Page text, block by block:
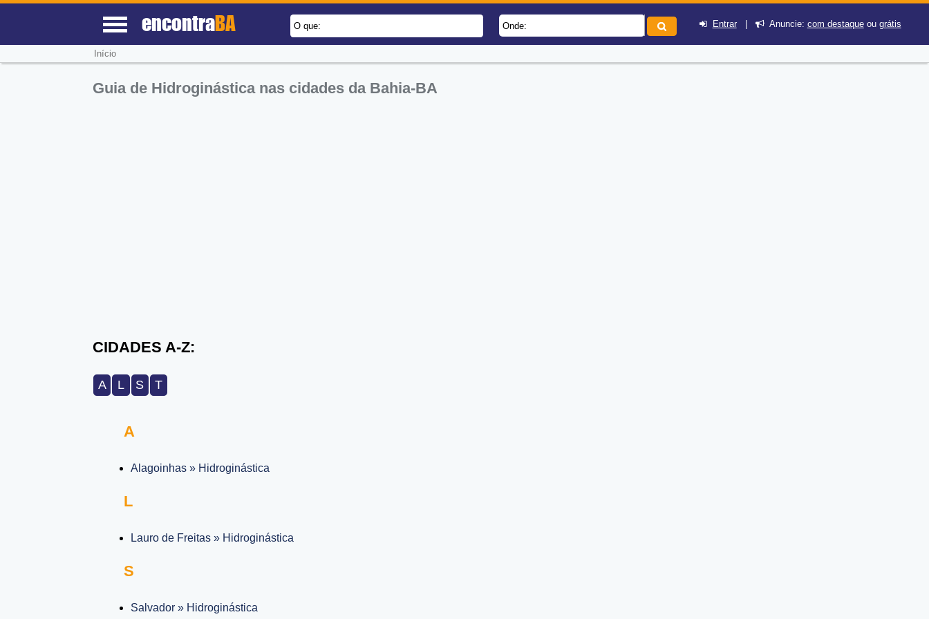
encontraBA O que: Onde: Entrar| Anuncie: com destaqueou grátis
Início
Guia de Hidroginástica nas cidades da Bahia-BA
CIDADES A-Z:
A L S T
A
Alagoinhas » Hidroginástica
L
Lauro de Freitas » Hidroginástica
S
Salvador » Hidroginástica